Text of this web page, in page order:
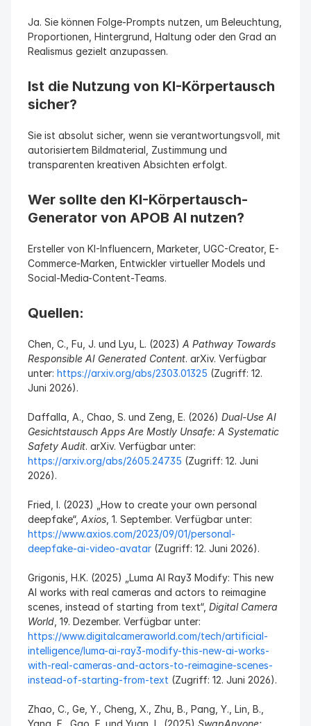
Ja. Sie können Folge-Prompts nutzen, um Beleuchtung,
Proportionen, Hintergrund, Haltung oder den Grad an
Realismus gezielt anzupassen.
Ist die Nutzung von KI-Körpertausch
sicher?
Sie ist absolut sicher, wenn sie verantwortungsvoll, mit
autorisiertem Bildmaterial, Zustimmung und
transparenten kreativen Absichten erfolgt.
Wer sollte den KI-Körpertausch-
Generator von APOB AI nutzen?
Ersteller von KI-Influencern, Marketer, UGC-Creator, E-
Commerce-Marken, Entwickler virtueller Models und
Social-Media-Content-Teams.
Quellen:
Chen, C., Fu, J. und Lyu, L. (2023) A Pathway Towards
Responsible AI Generated Content. arXiv. Verfügbar
unter: https://arxiv.org/abs/2303.01325 (Zugriff: 12.
Juni 2026).
Daffalla, A., Chao, S. und Zeng, E. (2026) Dual-Use AI
Gesichtstausch Apps Are Mostly Unsafe: A Systematic
Safety Audit
https://arxiv.org/abs/2605.24735 (Zugriff: 12. Juni
2026).
Fried, I. (2023) „How to create your own personal
deepfake“, Axios
https://www.axios.com/2023/09/01/personal-
deepfake-ai-video-avatar (Zugriff: 12. Juni 2026).
Grigonis, H.K. (2025) „Luma AI Ray3 Modify: This new
AI works with real cameras and actors to reimagine
scenes, instead of starting from text“, Digital Camera
World
https://www.digitalcameraworld.com/tech/artificial-
intelligence/luma-ai-ray3-modify-this-new-ai-works-
with-real-cameras-and-actors-to-reimagine-scenes-
instead-of-starting-from-text (Zugriff: 12. Juni 2026).
Zhao, C., Ge, Y., Cheng, X., Zhu, B., Pang, Y., Lin, B.,
Yang, F., Gao, F. und Yuan, L. (2025) SwapAnyone: